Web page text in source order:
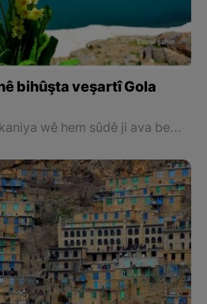
bihûşta veşartî Gola
Gola Çalyanê ku çavkaniya wê hem sûdê ji ava berfê hem jî ji ava binerdê digire, havînan ji bo koçeran cîh û warekî başe. Herwiha havînan bala xwezahezan û geştyaran jî dikişîne ser xwe.